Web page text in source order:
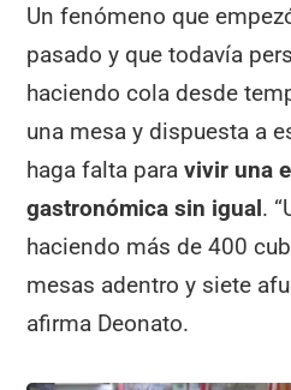
Un fenómeno que
pasado y que todavía
haciendo cola desde
una mesa y dispuesta a
haga falta paravivir una
gastronómica sin igual.
haciendo más de 400
mesas adentro y siete
afirma Deonato.